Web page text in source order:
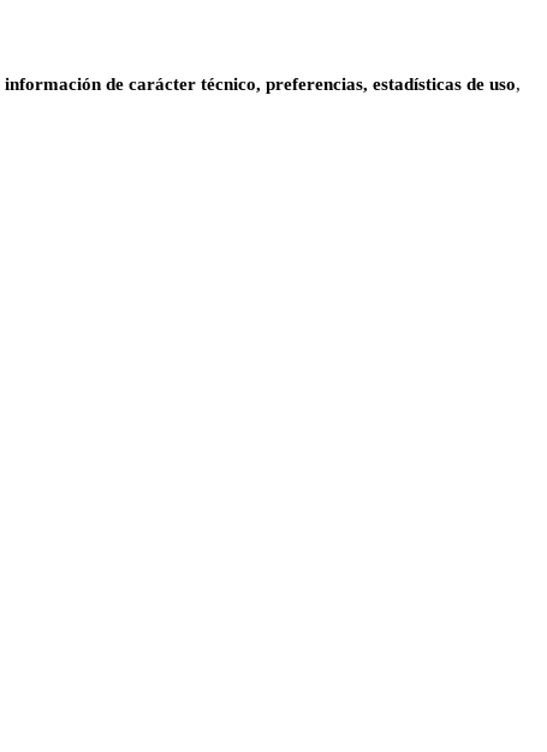
información de carácter técnico, preferencias, estadísticas de uso,